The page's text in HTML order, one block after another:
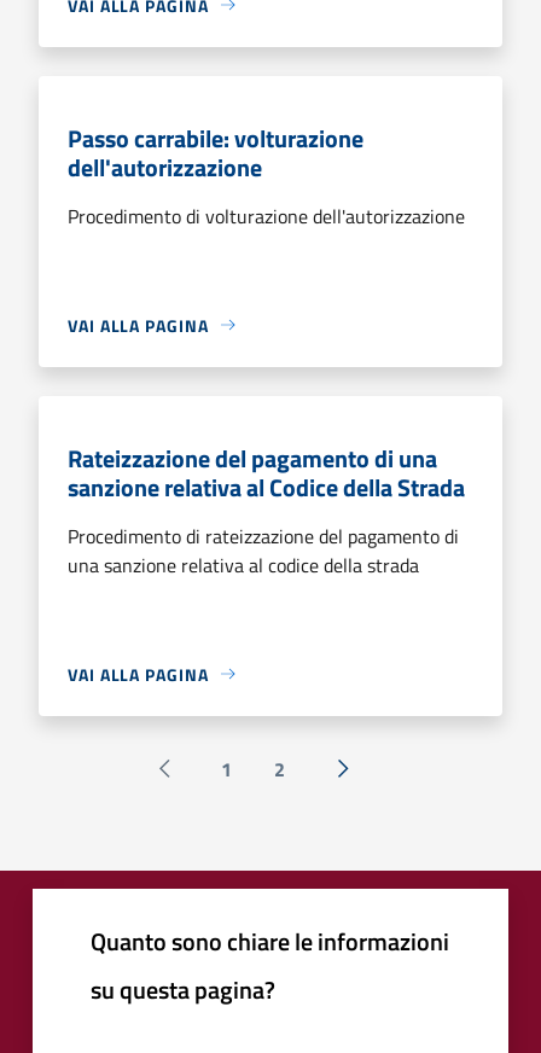
Passo carrabile: volturazione
dell'autorizzazione
Procedimento di volturazione dell'autorizzazione
VAI ALLA PAGINA
Rateizzazione del pagamento di una
sanzione relativa al Codice della Strada
Procedimento di rateizzazione del pagamento di
una sanzione relativa al codice della strada
VAI ALLA PAGINA
Pagina precedente
1 2 Successiva »
Quanto sono chiare le informazioni
su questa pagina?